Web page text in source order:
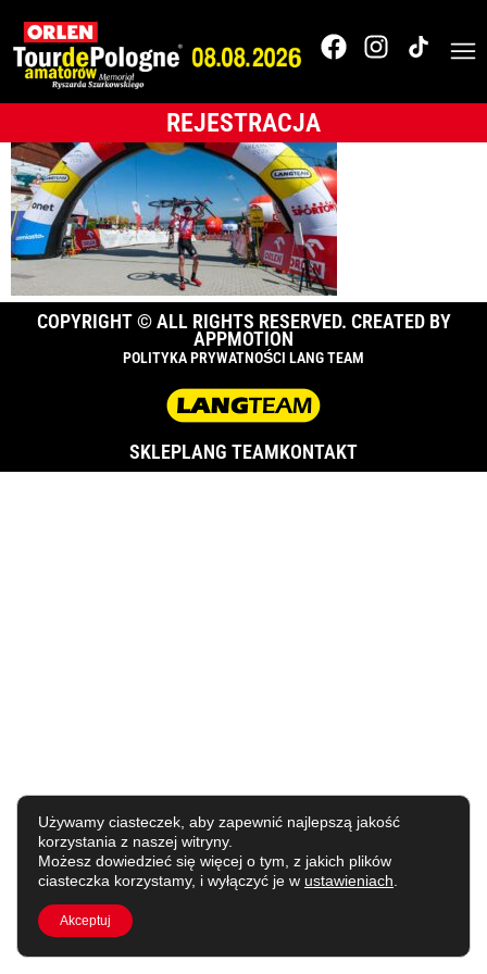
REJESTRACJA
_18K4222
COPYRIGHT © ALL RIGHTS RESERVED. CREATED BY
APPMOTION
POLITYKA PRYWATNOŚCI LANG TEAM
SKLEPLANG TEAMKONTAKT
Używamy ciasteczek, aby zapewnić najlepszą jakość
korzystania z naszej witryny.
Możesz dowiedzieć się więcej o tym, z jakich plików
ciasteczka korzystamy, i wyłączyć je w ustawieniach
Akceptuj